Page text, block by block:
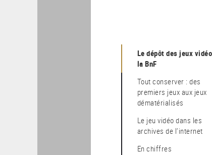
Le dépôt des jeux vidéo à
la BnF
Tout conserver : des
premiers jeux aux jeux
dématérialisés
Le jeu vidéo dans les
archives de l’internet
En chiffres